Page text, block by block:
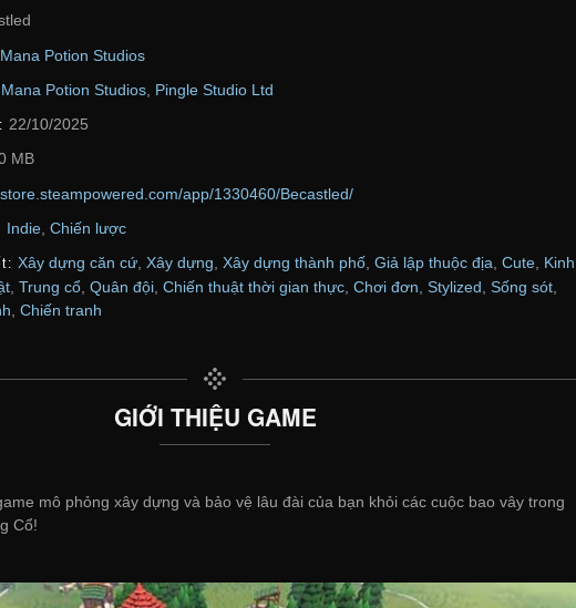
Mana Potion Studios
Mana Potion Studios, Pingle Studio Ltd
22/10/2025
MB
app/1330460/Becastled/
Indie Chiến lược
Xây dựng căn cứ, Xây dựng, Xây dựng thành phố, Giả lập thuộc địa, Cute, Kinh
Trung cổ Quân đội Chiến thuật thời gian thực Chơi đơn Stylized Sống sót
Chiến tranh
GIỚI THIỆU GAME
mô phỏng xây dựng và bảo vệ lâu đài của bạn khỏi các cuộc bao vây trong
Cổ!